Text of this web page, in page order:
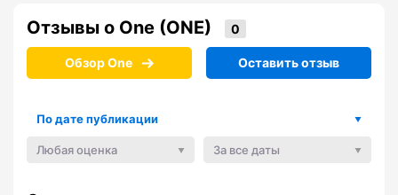
Отзывы о One (ONE)
Обзор One Оставить отзыв
По дате публикации
Любая оценка За все даты